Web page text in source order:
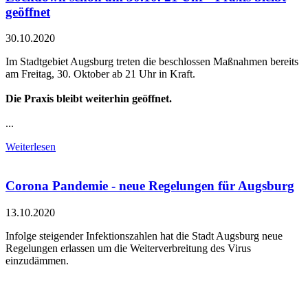
geöffnet
30.10.2020
Im Stadtgebiet Augsburg treten die beschlossen Maßnahmen bereits
am Freitag, 30. Oktober ab 21 Uhr in Kraft.
Die Praxis bleibt weiterhin geöffnet.
...
Weiterlesen
Corona Pandemie - neue Regelungen für Augsburg
13.10.2020
Infolge steigender Infektionszahlen hat die Stadt Augsburg neue
Regelungen erlassen um die Weiterverbreitung des Virus
einzudämmen.